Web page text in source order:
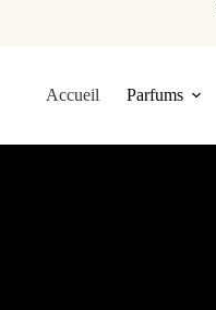
Accueil Parfums